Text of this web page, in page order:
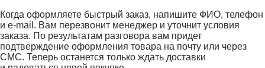
Когда оформляете быстрый заказ, напишите ФИО, телефон
и e-mail. Вам перезвонит менеджер и уточнит условия
заказа. По результатам разговора вам придет
подтверждение оформления товара на почту или через
СМС. Теперь останется только ждать доставки